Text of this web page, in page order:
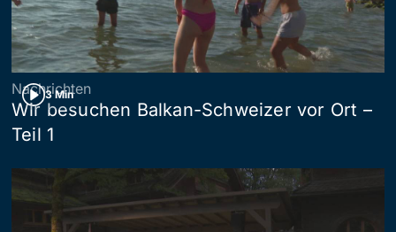
3 Min
Nachrichten
Wir besuchen Balkan-Schweizer vor Ort –
Teil 1